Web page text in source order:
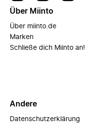
Über Miinto
Über miinto.de
Marken
Schließe dich Miinto an!
Andere
Datenschutzerklärung